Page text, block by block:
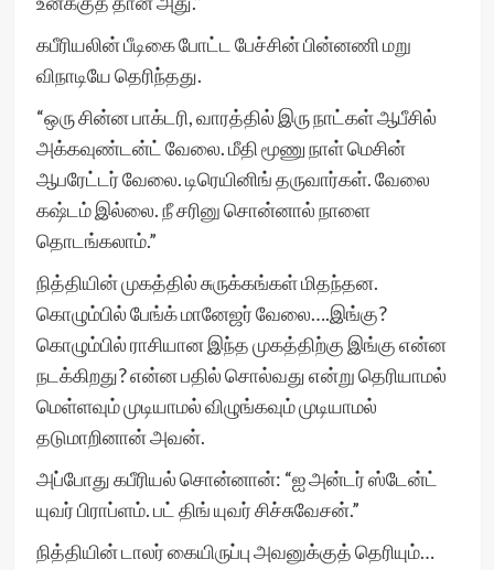
கபீரியலின் பீடிகை போட்ட பேச்சின் பின்னணி மறு
விநாடியே தெரிந்தது.
“ஒரு சின்ன பாக்டரி, வாரத்தில் இரு நாட்கள் ஆபீசில்
அக்கவுண்டன்ட் வேலை. மீதி மூணு நாள் மெசின்
ஆபரேட்டர் வேலை. டிரெயினிங் தருவார்கள். வேலை
கஷ்டம் இல்லை. நீ சரினு சொன்னால் நாளை
தொடங்கலாம்.”
நித்தியின் முகத்தில் சுருக்கங்கள் மிதந்தன.
கொழும்பில் பேங்க் மானேஜர் வேலை….இங்கு?
கொழும்பில் ராசியான இந்த முகத்திற்கு இங்கு என்ன
நடக்கிறது? என்ன பதில் சொல்வது என்று தெரியாமல்
மெள்ளவும் முடியாமல் விழுங்கவும் முடியாமல்
தடுமாறினான் அவன்.
அப்போது கபீரியல் சொன்னான்: “ஐ அன்டர் ஸ்டேன்ட்
யுவர் பிராப்ளம். பட் திங் யுவர் சிச்சுவேசன்.”
நித்தியின் டாலர் கையிருப்பு அவனுக்குத் தெரியும்…